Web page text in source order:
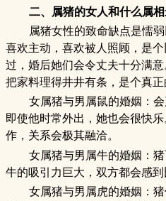
二、属猪的女人和什么属
属猪女性的致命缺点是懦
喜欢主动，喜欢被人照顾，是
过，婚后她们会令丈夫十分满
把家料理得井井有条，是个真正
女属猪与男属鼠的婚姻：
即使他时常外出，她也会很快
作，关系会极其融洽。
女属猪与男属牛的婚姻：
牛的吸引力巨大，双方都会感到
女属猪与男属虎的婚姻：